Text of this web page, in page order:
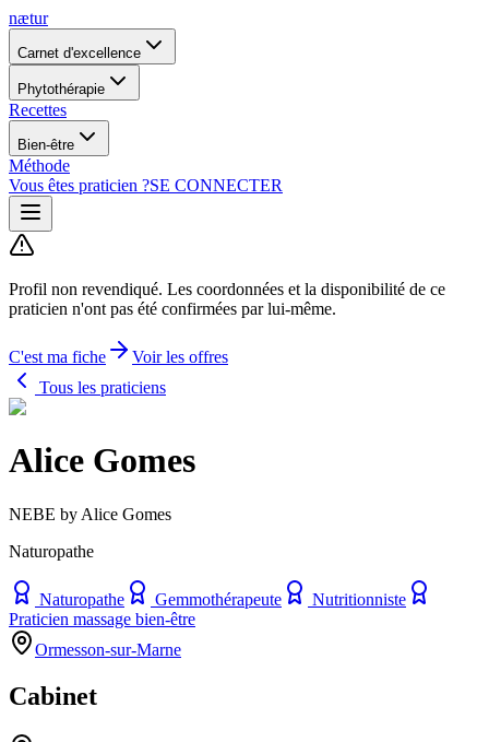
nætur
Carnet d'excellence
Phytothérapie
Recettes
Bien-être
Méthode
Vous êtes praticien ?SE CONNECTER
Profil non revendiqué. Les coordonnées et la disponibilité de ce
praticien n'ont pas été confirmées par lui-même.
C'est ma fiche
Voir les offres
Tous les praticiens
Alice Gomes
NEBE by Alice Gomes
Naturopathe
Naturopathe Gemmothérapeute
Nutritionniste
Praticien massage bien-être
Ormesson-sur-Marne
Cabinet